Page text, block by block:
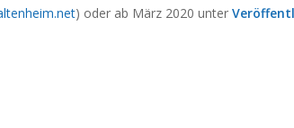
t) oder ab März 2020 unter